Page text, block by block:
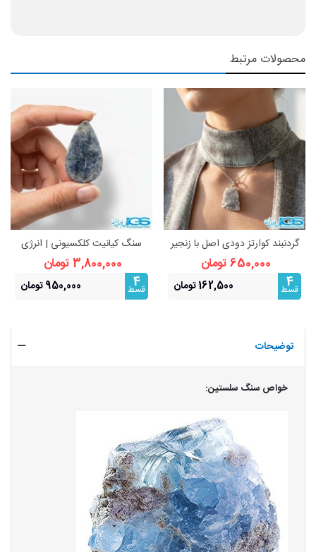
محصولات مرتبط
گردنبند کوارتز دودی اصل با زنجیر
استیل | آرامش و محافظت انرژی
650,000 تومان
4
قسط 162,500 تومان
سنگ کیانیت کلکسیونی | انرژی
مثبت
3,800,000 تومان
4
قسط 950,000 تومان
توضیحات
خواص سنگ سلستین: